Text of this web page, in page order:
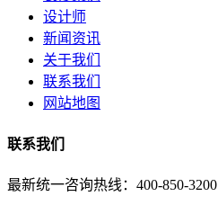
设计师
新闻资讯
关于我们
联系我们
网站地图
联系我们
最新统一咨询热线：400-850-3200